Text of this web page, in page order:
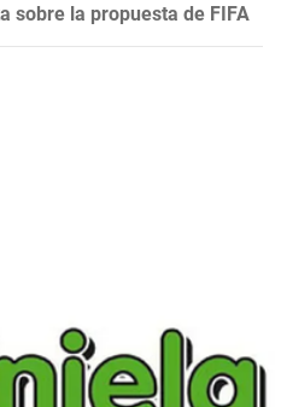
sobre la propuesta de FIFA